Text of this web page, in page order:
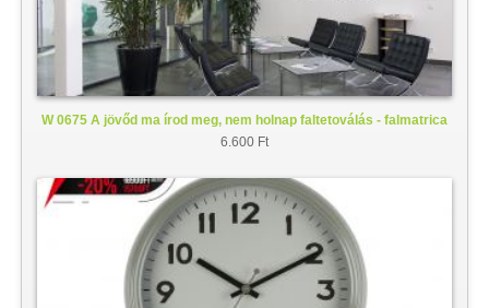
W 0675 A jövőd ma írod meg, nem holnap faltetoválás - falmatrica
6.600 Ft